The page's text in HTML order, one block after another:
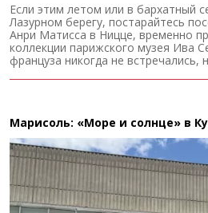
Если этим летом или в бархатный
Лазурном берегу, постарайтесь
Анри Матисса в Ницце, временно
коллекции парижского музея Ива
француза никогда не встречались,
Марисоль: «Море и солнце» в